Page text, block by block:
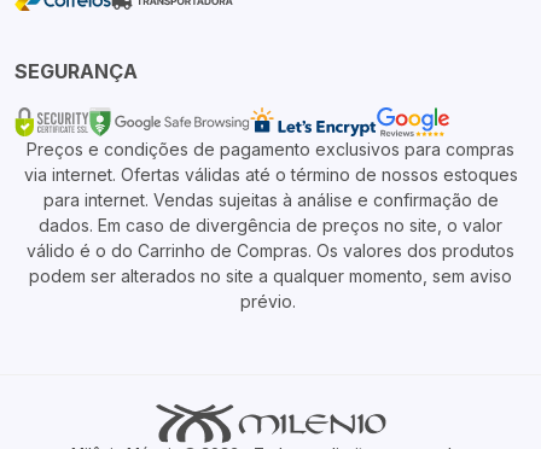
SEGURANÇA
Preços e condições de pagamento exclusivos para compras
via internet. Ofertas válidas até o término de nossos estoques
para internet. Vendas sujeitas à análise e confirmação de
dados. Em caso de divergência de preços no site, o valor
válido é o do Carrinho de Compras. Os valores dos produtos
podem ser alterados no site a qualquer momento, sem aviso
prévio.